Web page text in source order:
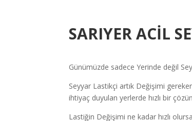
SARIYER ACİL
Günümüzde sadece Yerinde değil
Seyyar Lastikçi artık Değişimi
ihtiyaç duyulan yerlerde hızlı bir
Lastiğin Değişimi ne kadar hızlı